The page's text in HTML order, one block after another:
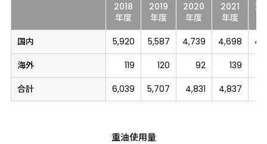
2018
年度
2019
年度
2020
年度
2021
年度
国内
5,920 5,587 4,739 4,698
海外
119 120 92 139
合計
6,039 5,707 4,831 4,837
重油使用量